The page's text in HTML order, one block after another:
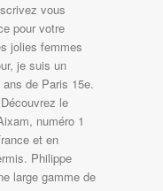
vous
pour votre
jolies femmes
je suis un
ans de Paris 15e.
le
numéro 1
et en
Philippe
large gamme de